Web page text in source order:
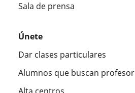
Sala de prensa
Únete
Dar clases particulares
Alumnos que buscan profesor